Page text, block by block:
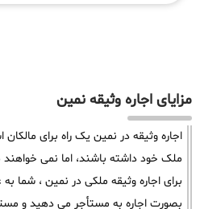
مزایای اجاره وثیقه نمین
اجاره وثیقه در نمین یک راه برای
ملک خود داشته باشند، اما نمی
برای اجاره وثیقه ملکی در نمین ، شما
بصورت اجاره به مستأجر می دهید و